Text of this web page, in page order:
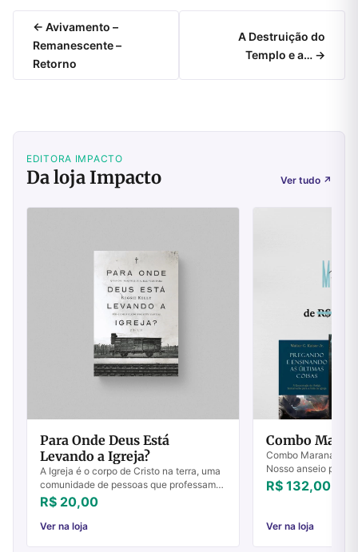
← Avivamento –
Remanescente –
Retorno
A Destruição do
Templo e a… →
EDITORA IMPACTO
Da loja Impacto Ver tudo ↗
Para Onde Deus Está
Levando a Igreja?
A Igreja é o corpo de Cristo na terra, uma
comunidade de pessoas que professam
sua fé em Jesus e buscam seguir seus
ensinamentos. Mas para onde Deus está
lev...
R$ 20,00
Ver na loja
Combo
Combo Maranata
Nosso anseio por
origem tão somente
Ele. Este livro
R$ 132,00
Ver na loja